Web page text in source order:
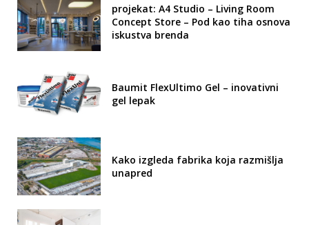
projekat: A4 Studio – Living Room
Concept Store – Pod kao tiha osnova
iskustva brenda
Baumit FlexUltimo Gel – inovativni
gel lepak
Kako izgleda fabrika koja razmišlja
unapred